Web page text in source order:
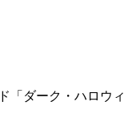
「ダーク・ハロウィ